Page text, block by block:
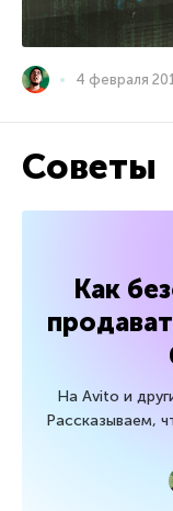
4 февраля
Советы
Как
На Avito и
Рассказываем,